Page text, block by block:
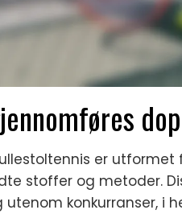
er
stoffer og metoder.
utenom konkurranser, i